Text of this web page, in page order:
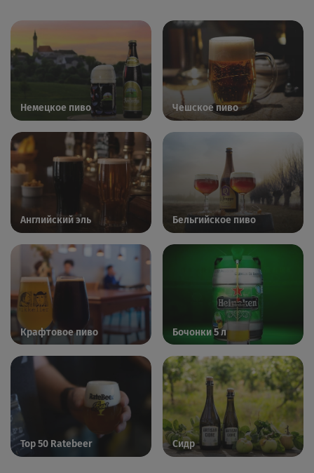
Немецкое пиво Чешское пиво
Английский эль Бельгийское пиво
Крафтовое пиво Бочонки 5 л
Top 50 Ratebeer Сидр